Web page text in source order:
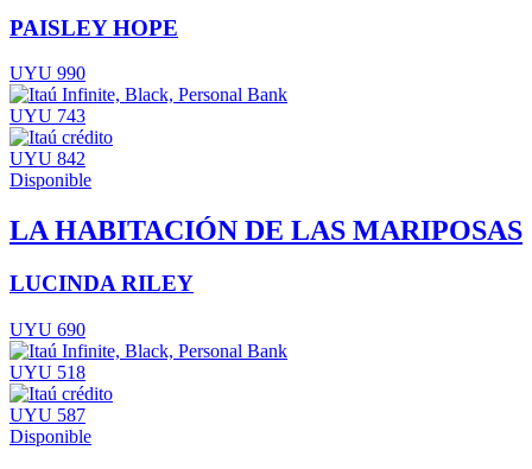
PAISLEY HOPE
UYU 990
UYU 743
UYU 842
Disponible
LA HABITACIÓN DE LAS MARIPOSAS
LUCINDA RILEY
UYU 690
UYU 518
UYU 587
Disponible